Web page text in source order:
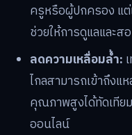
ครูหรือผู้ปกครอง แ
ช่วยให้การดูแลและส
ลดความเหลื่อมล้ำ:
ไกลสามารถเข้าถึง
คุณภาพสูงได้ทัดเทีย
ออนไลน์